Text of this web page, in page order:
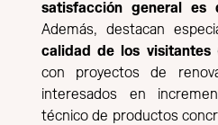
satisfacción general
Además, destacan
calidad de los visitantes
con proyectos de
interesados en
técnico de productos